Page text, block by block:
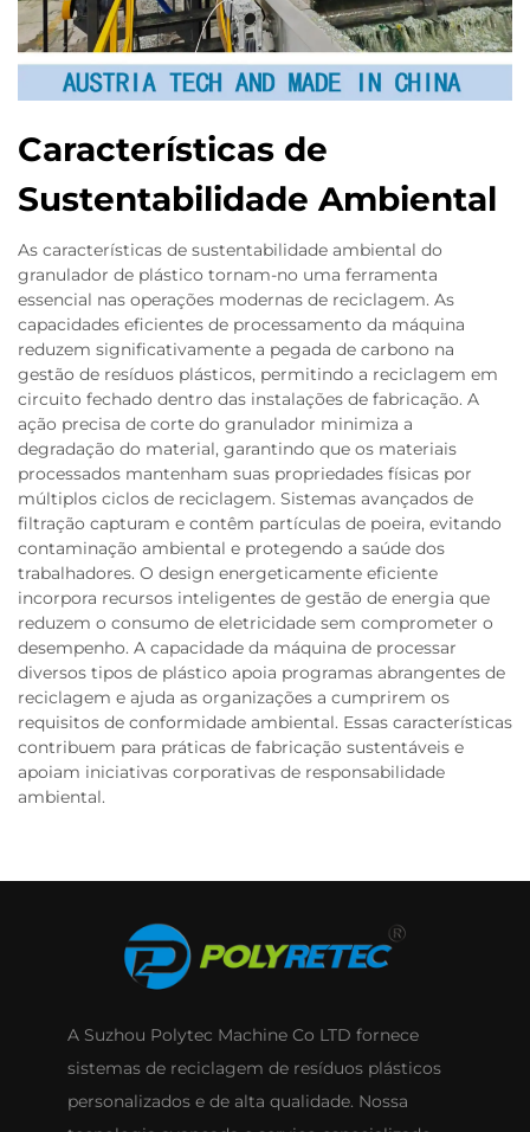
Características de
Sustentabilidade Ambiental
As características de sustentabilidade ambiental do
granulador de plástico tornam-no uma ferramenta
essencial nas operações modernas de reciclagem. As
capacidades eficientes de processamento da máquina
reduzem significativamente a pegada de carbono na
gestão de resíduos plásticos, permitindo a reciclagem em
circuito fechado dentro das instalações de fabricação. A
ação precisa de corte do granulador minimiza a
degradação do material, garantindo que os materiais
processados mantenham suas propriedades físicas por
múltiplos ciclos de reciclagem. Sistemas avançados de
filtração capturam e contêm partículas de poeira, evitando
contaminação ambiental e protegendo a saúde dos
trabalhadores. O design energeticamente eficiente
incorpora recursos inteligentes de gestão de energia que
reduzem o consumo de eletricidade sem comprometer o
desempenho. A capacidade da máquina de processar
diversos tipos de plástico apoia programas abrangentes de
reciclagem e ajuda as organizações a cumprirem os
requisitos de conformidade ambiental. Essas características
contribuem para práticas de fabricação sustentáveis e
apoiam iniciativas corporativas de responsabilidade
ambiental.
A Suzhou Polytec Machine Co LTD fornece
sistemas de reciclagem de resíduos plásticos
personalizados e de alta qualidade. Nossa